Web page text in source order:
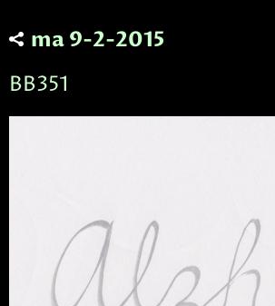
ma 9-2-2015
BB351